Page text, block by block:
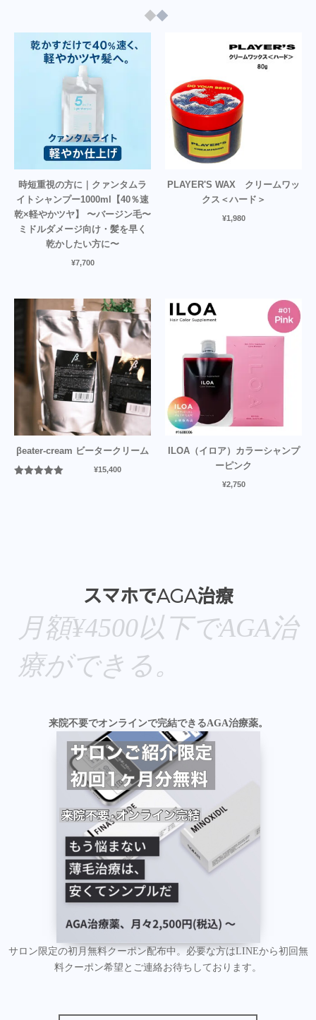
時短重視の方に｜クァンタムラ
イトシャンプー1000ml【40％速
乾×軽やかツヤ】 〜バージン毛〜
ミドルダメージ向け・髪を早く
乾かしたい方に〜
¥7,700
PLAYER'S WAX クリームワッ
クス＜ハード＞
¥1,980
βeater-cream ビータークリーム
¥15,400
ILOA（イロア）カラーシャンプ
ーピンク
¥2,750
スマホでAGA治療
月額¥4500以下でAGA治
療ができる。
来院不要でオンラインで完結できるAGA治療薬。
サロン限定の初月無料クーポン配布中。必要な方はLINEから初回無
料クーポン希望とご連絡お待ちしております。